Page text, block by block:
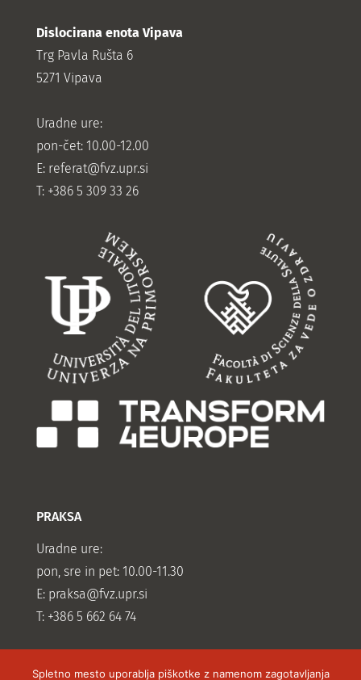
Dislocirana enota Vipava
Trg Pavla Rušta 6
5271 Vipava
Uradne ure:
pon-čet: 10.00-12.00
E: referat@fvz.upr.si
T: +386 5 309 33 26
PRAKSA
Uradne ure:
pon, sre in pet: 10.00-11.30
E: praksa@fvz.upr.si
T: +386 5 662 64 74
Spletno mesto uporablja piškotke z namenom zagotavljanja